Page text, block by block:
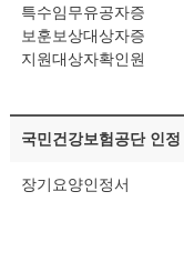
특수임무유공자증
보훈보상대상자증
지원대상자확인원
국민건강보험공단 인
장기요양인정서